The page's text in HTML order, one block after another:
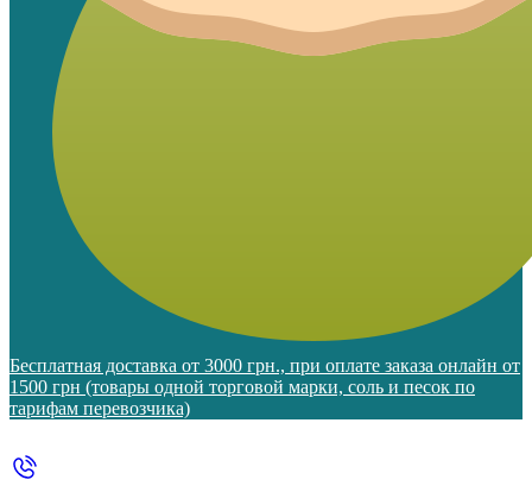
Бесплатная доставка от 3000 грн., при оплате заказа онлайн от
1500 грн (товары одной торговой марки, соль и песок по
тарифам перевозчика)